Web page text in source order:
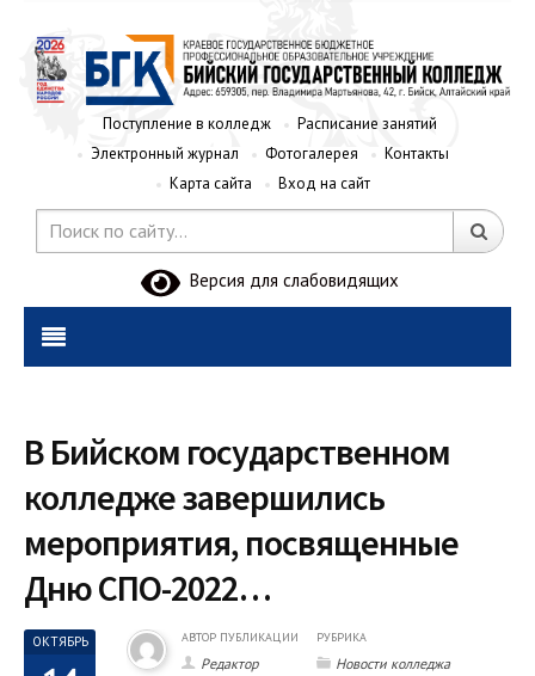
Поступление в колледж
Расписание занятий
Электронный журнал
Фотогалерея
Контакты
Карта сайта
Вход на сайт
Версия для слабовидящих
В Бийском государственном
колледже завершились
мероприятия, посвященные
Дню СПО-2022…
ОКТЯБРЬ АВТОР ПУБЛИКАЦИИ
Редактор
РУБРИКА
Новости колледжа